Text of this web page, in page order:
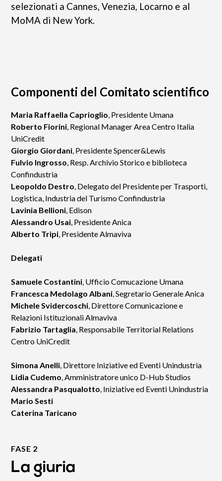
selezionati a Cannes, Venezia, Locarno e al
MoMA di New York.
Componenti del Comitato scientifico
Maria Raffaella Caprioglio, Presidente Umana
Roberto Fiorini, Regional Manager Area Centro Italia
UniCredit
Giorgio Giordani, Presidente Spencer&Lewis
Fulvio Ingrosso, Resp. Archivio Storico e biblioteca
Confindustria
Leopoldo Destro, Delegato del Presidente per Trasporti,
Logistica, Industria del Turismo Confindustria
Lavinia Bellioni, Edison
Alessandro Usai, Presidente Anica
Alberto Tripi, Presidente Almaviva
Delegati
Samuele Costantini, Ufficio Comucazione Umana
Francesca Medolago Albani, Segretario Generale Anica
Michele Svidercoschi, Direttore Comunicazione e
Relazioni Istituzionali Almaviva
Fabrizio Tartaglia, Responsabile Territorial Relations
Centro UniCredit
Simona Anelli, Direttore Iniziative ed Eventi Unindustria
Lidia Cudemo, Amministratore unico D-Hub Studios
Alessandra Pasqualotto, Iniziative ed Eventi Unindustria
Mario Sesti
Caterina Taricano
FASE 2
La giuria